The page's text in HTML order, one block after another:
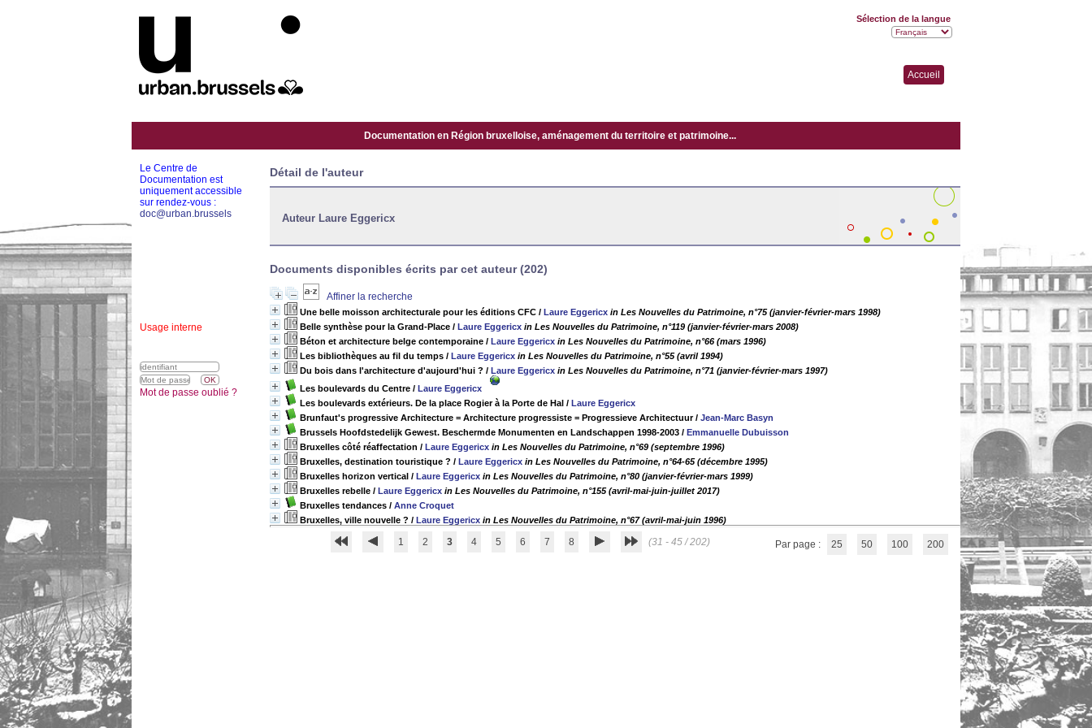
Accueil
Documentation en Région bruxelloise, aménagement du territoire et patrimoine...
Détail de l'auteur
Auteur Laure Eggericx
Documents disponibles écrits par cet auteur (202)
Affiner la recherche
Une belle moisson architecturale pour les éditions CFC / Laure Eggericx in Les Nouvelles du Patrimoine, n°75 (janvier-février-mars 1998)
Belle synthèse pour la Grand-Place / Laure Eggericx in Les Nouvelles du Patrimoine, n°119 (janvier-février-mars 2008)
Béton et architecture belge contemporaine / Laure Eggericx in Les Nouvelles du Patrimoine, n°66 (mars 1996)
Les bibliothèques au fil du temps / Laure Eggericx in Les Nouvelles du Patrimoine, n°55 (avril 1994)
Du bois dans l'architecture d'aujourd'hui ? / Laure Eggericx in Les Nouvelles du Patrimoine, n°71 (janvier-février-mars 1997)
Les boulevards du Centre / Laure Eggericx
Les boulevards extérieurs. De la place Rogier à la Porte de Hal / Laure Eggericx
Brunfaut's progressive Architecture = Architecture progressiste = Progressieve Architectuur/ Jean-Marc Basyn
Brussels Hoofdstedelijk Gewest. Beschermde Monumenten en Landschappen 1998-2003 / Emmanuelle Dubuisson
Bruxelles côté réaffectation / Laure Eggericx in Les Nouvelles du Patrimoine, n°69 (septembre 1996)
Bruxelles, destination touristique ? / Laure Eggericx in Les Nouvelles du Patrimoine, n°64-65 (décembre 1995)
Bruxelles horizon vertical / Laure Eggericx in Les Nouvelles du Patrimoine, n°80 (janvier-février-mars 1999)
Bruxelles rebelle / Laure Eggericx in Les Nouvelles du Patrimoine, n°155 (avril-mai-juin-juillet 2017)
Bruxelles tendances / Anne Croquet
Bruxelles, ville nouvelle ? / Laure Eggericx in Les Nouvelles du Patrimoine, n°67 (avril-mai-juin 1996)
1 2 3 4 5 6 7 8 (31 - 45 / 202) Par page : 25 50 100 200
Le Centre de
Documentation est
uniquement accessible
sur rendez-vous :
doc@urban.brussels
Usage interne
Sélection de la langue
Mot de passe oublié ?